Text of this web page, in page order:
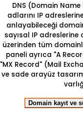
DNS (Domain
adlarını IP
anlayabileceği
sayısal IP
üzerinden tüm
paneli ayrıca "A
"MX Record" (Mail
ve sade arayüz
Domain kayıt ve